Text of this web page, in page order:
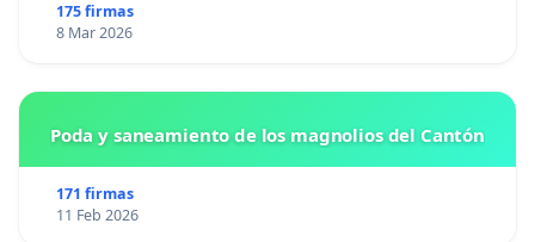
175 firmas
8 Mar 2026
Poda y saneamiento de los magnolios del Cantón
171 firmas
11 Feb 2026